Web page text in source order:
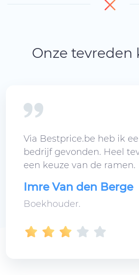
Onze tevreden
Via Bestprice.be heb ik
bedrijf gevonden. Heel
een keuze van de ramen.
Imre Van den Berge
Boekhouder.